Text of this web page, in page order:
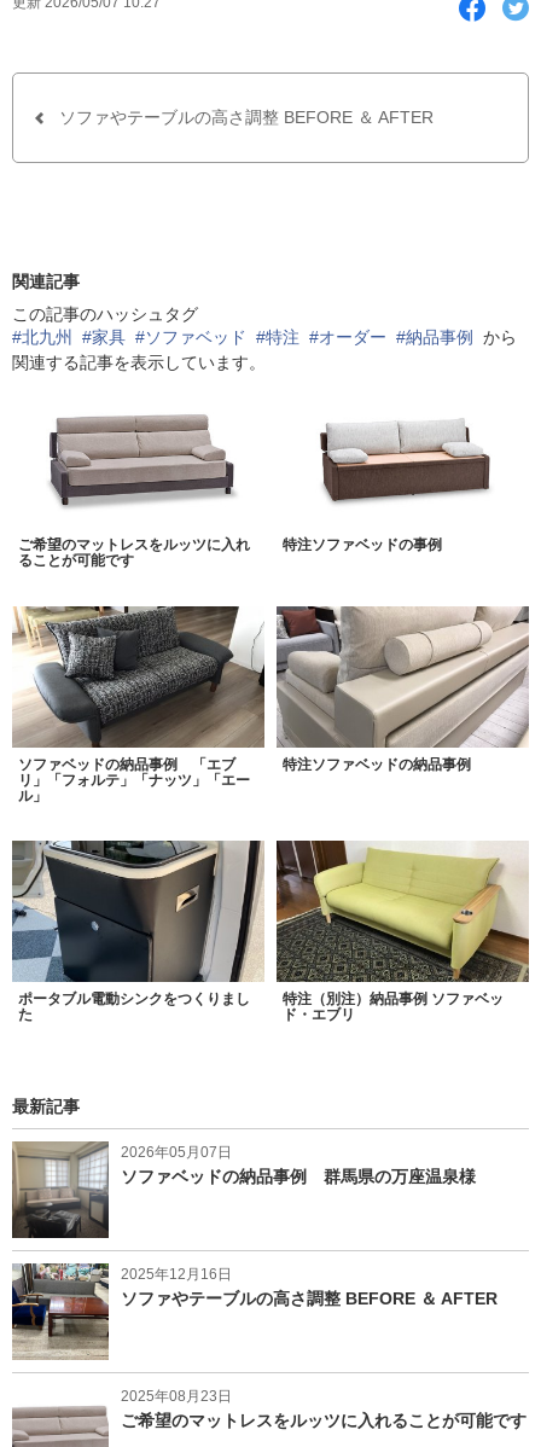
a
b
w
t
ソファやテーブルの高さ調整 BEFORE ＆ AFTER
関連記事
この記事のハッシュタグ
#北九州 #家具 #ソファベッド #特注 #オーダー #納品事例 から
関連する記事を表示しています。
ご希望のマットレスをルッツに入れ
ることが可能です
特注ソファベッドの事例
ソファベッドの納品事例 「エブ
リ」「フォルテ」「ナッツ」「エー
ル」
特注ソファベッドの納品事例
ポータブル電動シンクをつくりまし
た
特注（別注）納品事例 ソファベッ
ド・エブリ
最新記事
2026年05月07日
ソファベッドの納品事例 群馬県の万座温泉様
2025年12月16日
ソファやテーブルの高さ調整 BEFORE ＆ AFTER
2025年08月23日
ご希望のマットレスをルッツに入れることが可能です